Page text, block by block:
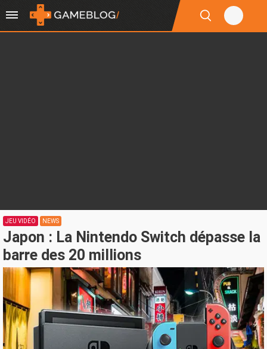
JEU VIDÉO NEWS
Japon : La Nintendo Switch dépasse la
barre des 20 millions